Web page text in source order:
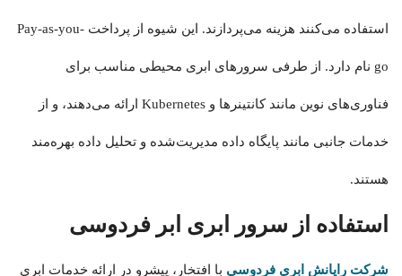
استفاده می‌کنند هزینه می‌پردازند. این شیوه از پرداخت Pay-as-you-
go نام دارد. از طرفی سرورهای ابری محیطی مناسب برای
فناوری‌های نوین مانند کانتینرها و Kubernetes ارائه می‌دهند، و از
خدمات جانبی مانند پایگاه داده مدیریت‌شده و تحلیل داده بهره‌مند
هستند.
استفاده از سرور ابری ابر فردوسی
شرکت رایانش ابری فردوسی با افتخار، پیشرو در ارائه خدمات ابری